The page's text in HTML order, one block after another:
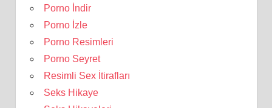
Porno İndir
Porno İzle
Porno Resimleri
Porno Seyret
Resimli Sex İtirafları
Seks Hikaye